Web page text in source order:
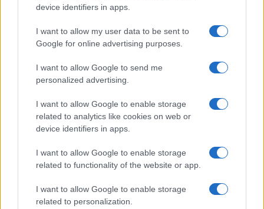
device identifiers in apps.
I want to allow my user data to be sent to
Google for online advertising purposes.
I want to allow Google to send me
personalized advertising.
I want to allow Google to enable storage
related to analytics like cookies on web or
device identifiers in apps.
I want to allow Google to enable storage
related to functionality of the website or app.
I want to allow Google to enable storage
related to personalization.
Nessuno è mai riuscito a restare in quel posto di
rocce e polvere e sassi senza uscirne con le ossa
rotte. E se non fosse per la posizione geografica
che ne fa un crocevia strategico non avrebbe tutta
«costituito principalmente da montagne e steppe
abitate da tribù da sempre ostili a qualsiasi
tentativo teso ad imporre il controllo di
un’autorità centrale.Sono gruppi etnici dediti a
lotte di potere intestine, continui cambi di
regime, tradimenti, assassinii e guerre civili». Ha
un «tasso di natalità elevatissimo, in assoluto uno